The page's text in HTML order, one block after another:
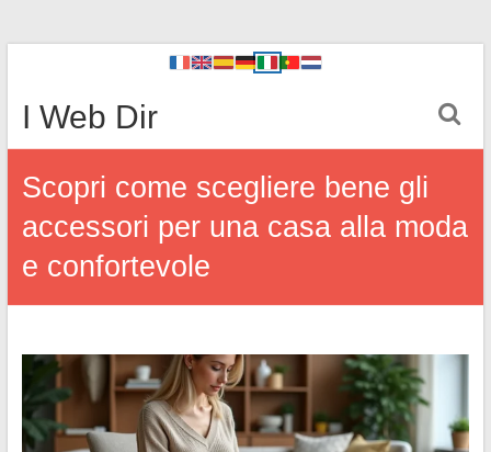
I Web Dir
Scopri come scegliere bene gli
accessori per una casa alla moda
e confortevole